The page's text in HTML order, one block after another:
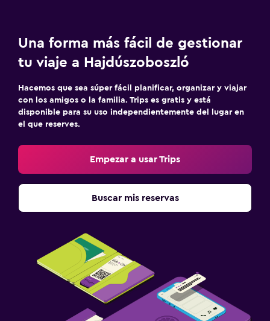
Una forma más fácil de gestionar
tu viaje a Hajdúszoboszló
Hacemos que sea súper fácil planificar, organizar y viajar
con los amigos o la familia. Trips es gratis y está
disponible para su uso independientemente del lugar en
el que reserves.
Empezar a usar Trips
Buscar mis reservas